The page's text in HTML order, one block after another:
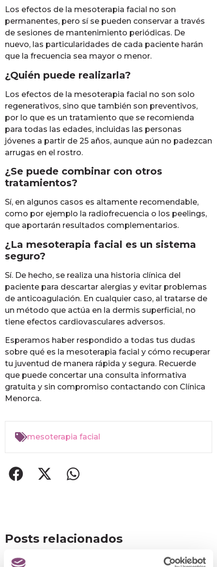
Los efectos de la mesoterapia facial no son
permanentes, pero sí se pueden conservar a través
de sesiones de mantenimiento periódicas. De
nuevo, las particularidades de cada paciente harán
que la frecuencia sea mayor o menor.
¿Quién puede realizarla?
Los efectos de la mesoterapia facial no son solo
regenerativos, sino que también son preventivos,
por lo que es un tratamiento que se recomienda
para todas las edades, incluidas las personas
jóvenes a partir de 25 años, aunque aún no padezcan
arrugas en el rostro.
¿Se puede combinar con otros
tratamientos?
Sí, en algunos casos es altamente recomendable,
como por ejemplo la radiofrecuencia o los peelings,
que aportarán resultados complementarios.
¿La mesoterapia facial es un sistema
seguro?
Sí. De hecho, se realiza una historia clínica del
paciente para descartar alergias y evitar problemas
de anticoagulación. En cualquier caso, al tratarse de
un método que actúa en la dermis superficial, no
tiene efectos cardiovasculares adversos.
Esperamos haber respondido a todas tus dudas
sobre qué es la mesoterapia facial y cómo recuperar
tu juventud de manera rápida y segura. Recuerde
que puede concertar una consulta informativa
gratuita y sin compromiso contactando con Clínica
Menorca.
mesoterapia facial
Posts relacionados